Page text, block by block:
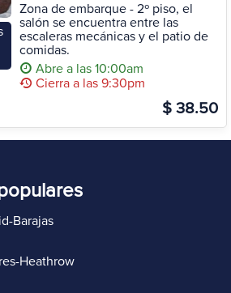
Zona de embarque - 2º piso, el
salón se encuentra entre las
escaleras mecánicas y el patio de
comidas.
Abre a las 10:00am
Cierra a las 9:30pm
$ 38.50
Barajas
Heathrow